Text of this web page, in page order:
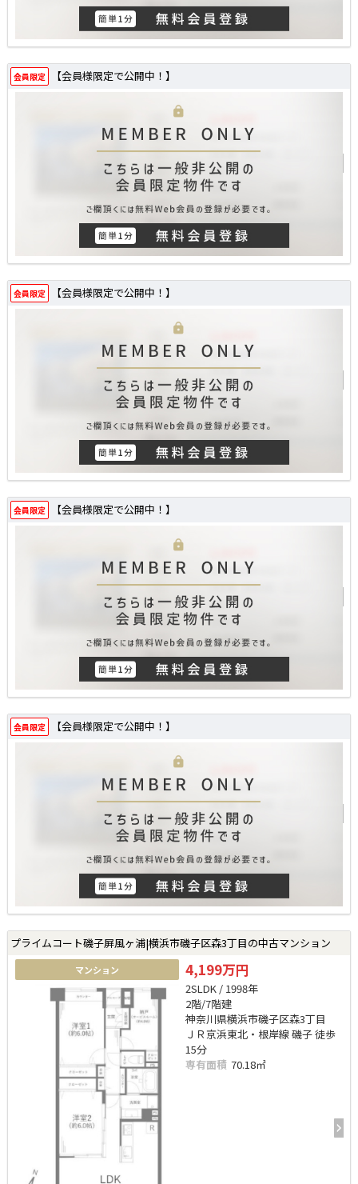
会員限定 【会員様限定で公開中！】
会員限定 【会員様限定で公開中！】
会員限定 【会員様限定で公開中！】
会員限定 【会員様限定で公開中！】
プライムコート磯子屏風ヶ浦|横浜市磯子区森3丁目の中古マンション
マンション 4,199万円
2SLDK / 1998年
2階/7階建
神奈川県横浜市磯子区森3丁目
ＪＲ京浜東北・根岸線 磯子 徒歩
15分
専有面積 70.18㎡